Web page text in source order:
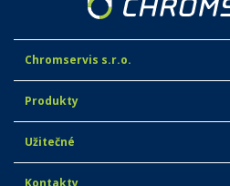
Chromservis s.r.o.
Produkty
Užitečné
Kontakty